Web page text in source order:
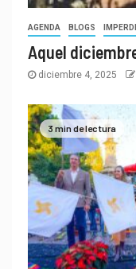
AGENDA BLOGS
Aquel
diciembre 4, 2025
3 min de lectura